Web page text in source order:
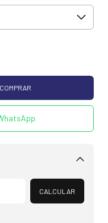
Alterar CEP
CALCULAR